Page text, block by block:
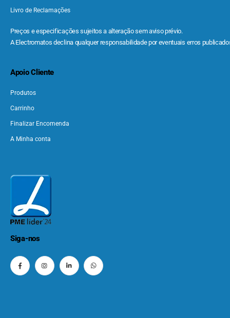
Livro de Reclamações
Preços e especificações sujeitos a alteração sem aviso prévio.
A Electromatos declina qualquer responsabilidade por eventuais erros
Apoio Cliente
Produtos
Carrinho
Finalizar Encomenda
A Minha conta
Siga-nos